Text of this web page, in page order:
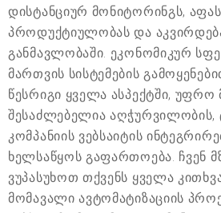
დისტანციურ მონიტორინგს,
პროდუქტიულობას და
განმავლობაში. ეკონომიკურ
მართვის სისტემების
წესრიგი ყველა ასპექტში, უფრო
შესაძლებელია
კომპანიის ვებსაიტის
ხელსაწყოს გაფართოება. ჩვენ
ვუპასუხოთ თქვენს ყველა
მომავალი ავტომატიზაციის